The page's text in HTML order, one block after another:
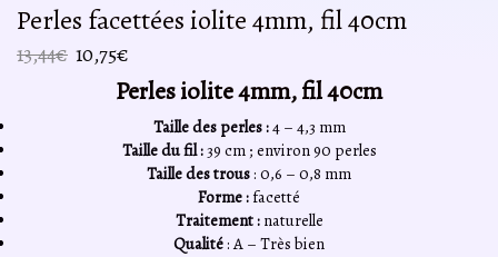
Perles facettées iolite 4mm, fil 40cm
13,44€ Le
initial
13,44€.
10,75€
prix
actuel
est :
10,75€.
Perles iolite 4mm, fil 40cm
Taille des perles :4 – 4,3 mm
Taille du fil :39 cm ; environ 90 perles
Taille des trous: 0,6 – 0,8 mm
Forme : facetté
Traitement :naturelle
Qualité: A – Très bien